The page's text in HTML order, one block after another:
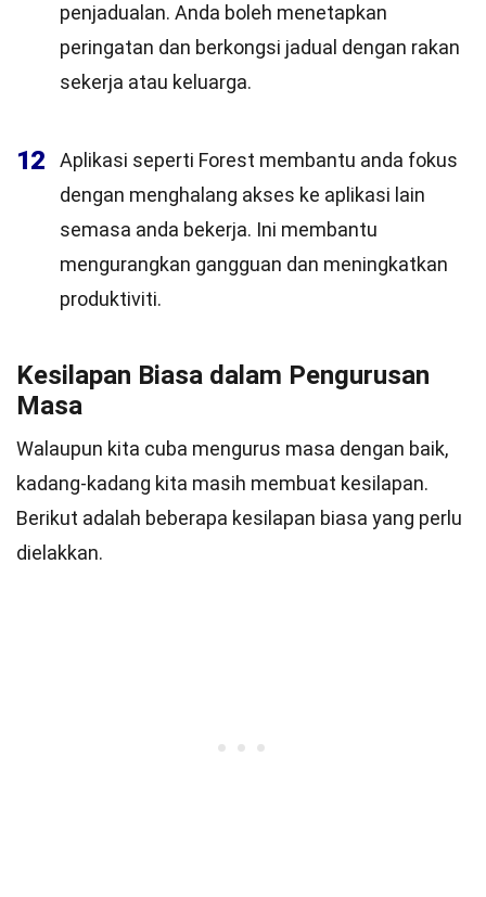
penjadualan. Anda boleh menetapkan
peringatan dan berkongsi jadual dengan rakan
sekerja atau keluarga.
12
Aplikasi seperti Forest membantu anda fokus
dengan menghalang akses ke aplikasi lain
semasa anda bekerja. Ini membantu
mengurangkan gangguan dan meningkatkan
produktiviti.
Kesilapan Biasa dalam Pengurusan
Masa
Walaupun kita cuba mengurus masa dengan baik,
kadang-kadang kita masih membuat kesilapan.
Berikut adalah beberapa kesilapan biasa yang perlu
dielakkan.